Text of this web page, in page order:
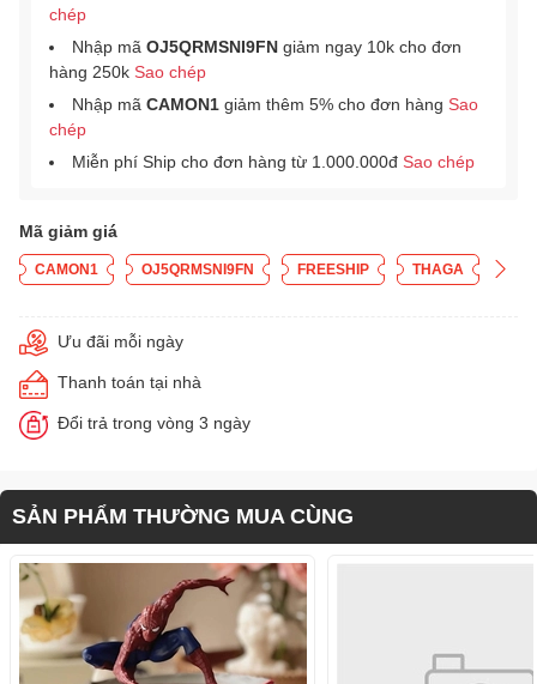
chép
Nhập mã OJ5QRMSNI9FN giảm ngay 10k cho đơn
hàng 250k Sao chép
Nhập mã CAMON1 giảm thêm 5% cho đơn hàng Sao
chép
Miễn phí Ship cho đơn hàng từ 1.000.000đ Sao chép
Mã giảm giá
CAMON1 OJ5QRMSNI9FN FREESHIP THAGA
Ưu đãi mỗi ngày
Thanh toán tại nhà
Đổi trả trong vòng 3 ngày
SẢN PHẨM THƯỜNG MUA CÙNG